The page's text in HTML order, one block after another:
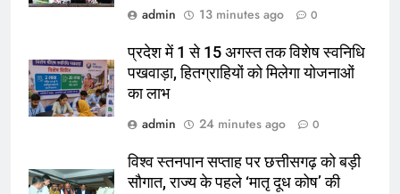
admin
13 minutes ago 0
प्रदेश में 1 से 15 अगस्त तक विशेष स्वनिधि
पखवाड़ा, हितग्राहियों को मिलेगा योजनाओं
का लाभ
admin
24 minutes ago 0
विश्व स्तनपान सप्ताह पर छत्तीसगढ़ को बड़ी
सौगात, राज्य के पहले ‘मातृ दूध कोष’ की